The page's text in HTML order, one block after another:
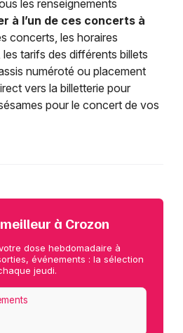
les renseignements
à l’un de ces concerts à
concerts, les horaires
les tarifs des différents billets
numéroté ou placement
vers la billetterie pour
pour le concert de vos
à Crozon
dose hebdomadaire à
événements : la sélection
jeudi.